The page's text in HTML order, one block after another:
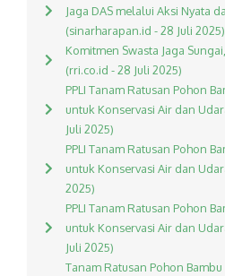
Jaga DAS melalui Aksi Nyata
(sinarharapan.id - 28 Juli 2025)
Komitmen Swasta Jaga
(rri.co.id - 28 Juli 2025)
PPLI Tanam Ratusan Pohon
untuk Konservasi Air dan
Juli 2025)
PPLI Tanam Ratusan Pohon
untuk Konservasi Air dan
2025)
PPLI Tanam Ratusan Pohon
untuk Konservasi Air dan
Juli 2025)
Tanam Ratusan Pohon